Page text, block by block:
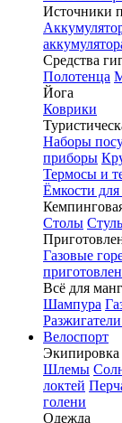
Источники
Средства
Полотенца
Йога
Коврики
Наборы
приборы
Термосы и
Ёмкости
Столы
Газовые
Всё для
Шампура
Велоспорт
Экипировка
Шлемы
локтей
голени
Одежда